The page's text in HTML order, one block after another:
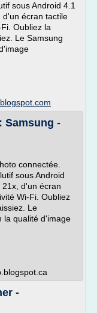
sous Android 4.1
d'un écran tactile
Oubliez la
Le Samsung
Samsung -
connectée.
sous Android
d'un écran
Wi-Fi. Oubliez
Le
la qualité d'image
-